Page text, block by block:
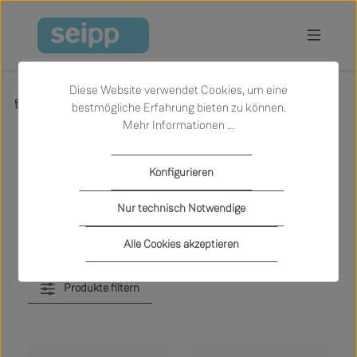
Zum Hauptinhalt springen
Produkte Sale Garten Outdoor Liegen
Outdoor Liegen
Produkte filtern
Diese Website verwendet Cookies, um eine
bestmögliche Erfahrung bieten zu können.
Mehr Informationen ...
Nur technisch Notwendige
Konfigurieren
Alle Cookies akzeptieren